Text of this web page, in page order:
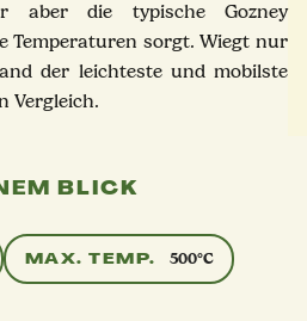
aber die typische Gozney
Temperaturen sorgt. Wiegt nur
der leichteste und mobilste
Vergleich.
BLICK
MAX. TEMP. 500°C